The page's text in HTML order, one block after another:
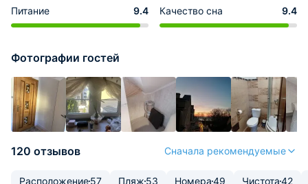
Питание 9.4 Качество сна 9.4
Фотографии гостей
120 отзывов Сначала рекомендуемые
Расположение57 Пляж 53 Номера49 Чистота42